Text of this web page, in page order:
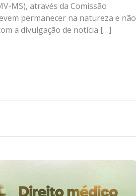
MS), através da Comissão
permanecer na natureza e não
a divulgação de notícia […]